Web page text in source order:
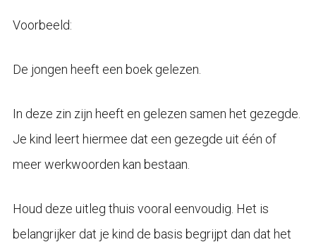
Voorbeeld:
De jongen heeft een boek gelezen.
In deze zin zijn heeft en gelezen samen het gezegde.
Je kind leert hiermee dat een gezegde uit één of
meer werkwoorden kan bestaan.
Houd deze uitleg thuis vooral eenvoudig. Het is
belangrijker dat je kind de basis begrijpt dan dat het